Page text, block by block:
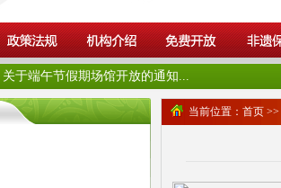
关于端午节假期场馆开放的通知...
当前位置： 首页 >>